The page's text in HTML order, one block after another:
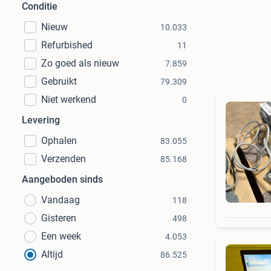
Conditie
Nieuw
10.033
Refurbished 11
Zo goed als nieuw 7.859
Gebruikt 79.309
Niet werkend 0
Levering
Ophalen
83.055
Verzenden 85.168
Aangeboden sinds
Vandaag
118
Gisteren 498
Een week 4.053
Altijd 86.525